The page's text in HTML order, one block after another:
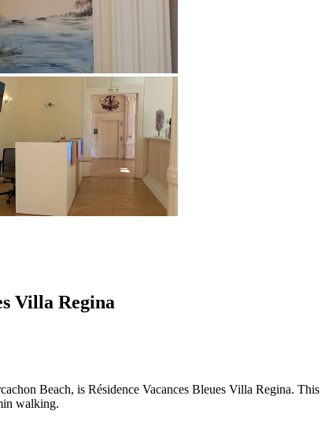
Villa Regina
Beach, is Résidence Vacances Bleues Villa Regina.
walking.